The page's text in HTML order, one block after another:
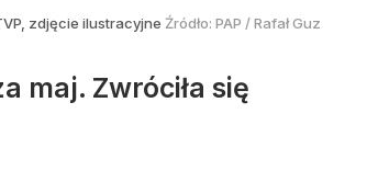
zdjęcie ilustracyjne Źródło: PAP /Rafał Guz
maj. Zwróciła się